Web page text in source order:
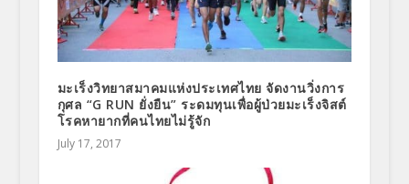
มะเร็งวิทยาสมาคมแห่งประเทศไทย จัดงานวิ่งการ
กุศล “G RUN ยั่งยืน” ระดมทุนเพื่อผู้ป่วยมะเร็งจิสต์
โรคหายากที่คนไทยไม่รู้จัก
July 17, 2017